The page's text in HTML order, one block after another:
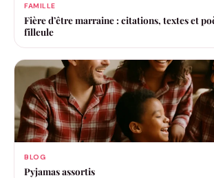
FAMILLE
Fière d’être marraine : citations, textes et
filleule
BLOG
Pyjamas assortis